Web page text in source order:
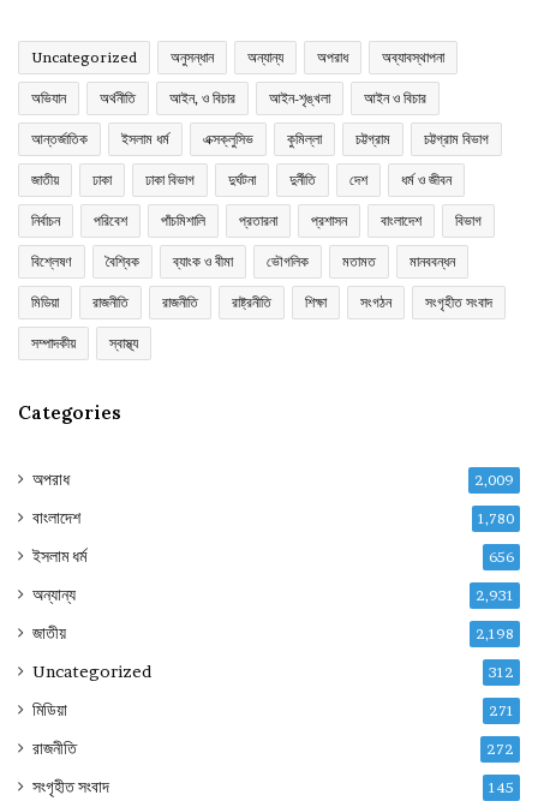
Uncategorized অনুসন্ধান অন্যান্য অপরাধ অব্যাবস্থাপনা
অভিযান অর্থনীতি আইন, ও বিচার আইন-শৃঙ্খলা আইন ও বিচার
আন্তর্জাতিক ইসলাম ধর্ম এক্সক্লুসিভ কুমিল্লা চট্টগ্রাম চট্টগ্রাম বিভাগ
জাতীয় ঢাকা ঢাকা বিভাগ দুর্ঘটনা দুর্নীতি দেশ ধর্ম ও জীবন
নির্বাচন পরিবেশ পাঁচমিশালি প্রতারনা প্রশাসন বাংলাদেশ বিভাগ
বিশ্লেষণ বৈশ্বিক ব্যাংক ও বীমা ভৌগলিক মতামত মানববন্ধন
মিডিয়া রাজনীতি রাজনীতি রাষ্ট্রনীতি শিক্ষা সংগঠন সংগৃহীত সংবাদ
সম্পাদকীয় স্বাস্থ্য
Categories
অপরাধ 2,009
বাংলাদেশ 1,780
ইসলাম ধর্ম 656
অন্যান্য 2,931
জাতীয় 2,198
Uncategorized 312
মিডিয়া 271
রাজনীতি 272
সংগৃহীত সংবাদ 145